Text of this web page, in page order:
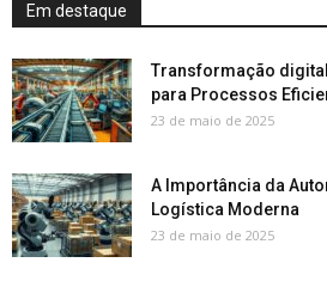
Em destaque
Transformação
para Processos
23 de maio de 2025
A Importância da
Logística Moderna
23 de maio de 2025